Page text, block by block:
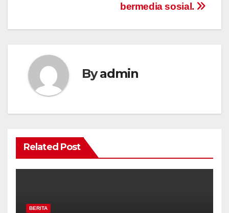
bermedia sosial.
Byadmin
Related Post
BERITA